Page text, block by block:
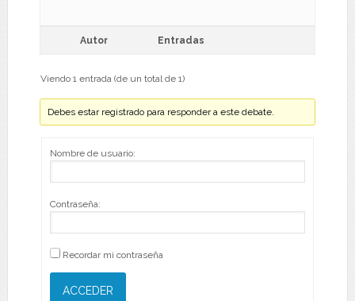
Autor Entradas
Viendo 1 entrada (de un total de 1)
Debes estar registrado para responder a este debate.
Nombre de usuario:
Contraseña:
Recordar mi contraseña
ACCEDER